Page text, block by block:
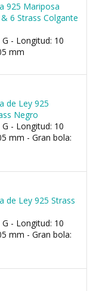
925 Mariposa
6 Strass Colgante
- Longitud: 10
mm
de Ley 925
Negro
- Longitud: 10
mm - Gran bola:
de Ley 925 Strass
- Longitud: 10
mm - Gran bola: